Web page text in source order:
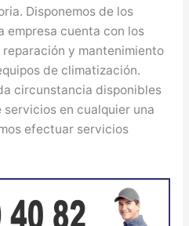
Disponemos de los
empresa cuenta con los
y mantenimiento
de climatización.
circunstancia disponibles
en cualquier una
efectuar servicios